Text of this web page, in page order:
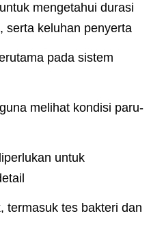
mengetahui durasi
serta keluhan penyerta
pada sistem
melihat kondisi paru-
untuk
termasuk tes bakteri dan